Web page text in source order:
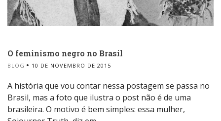
O feminismo negro no Brasil
BLOG 10 DE NOVEMBRO DE 2015
A história que vou contar nessa postagem se passa no
Brasil, mas a foto que ilustra o post não é de uma
brasileira. O motivo é bem simples: essa mulher,